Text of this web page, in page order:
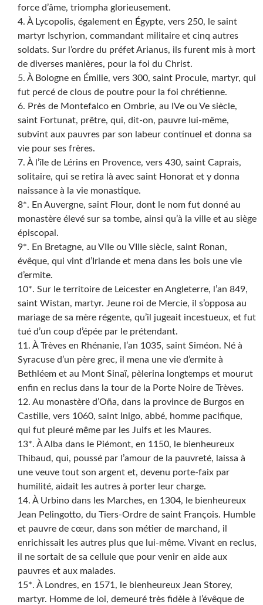
force d’âme, triompha glorieusement.
4. À Lycopolis, également en Égypte, vers 250, le saint
martyr Ischyrion, commandant militaire et cinq autres
soldats. Sur l’ordre du préfet Arianus, ils furent mis à mort
de diverses manières, pour la foi du Christ.
5. À Bologne en Émilie, vers 300, saint Procule, martyr, qui
fut percé de clous de poutre pour la foi chrétienne.
6. Près de Montefalco en Ombrie, au IVe ou Ve siècle,
saint Fortunat, prêtre, qui, dit-on, pauvre lui-même,
subvint aux pauvres par son labeur continuel et donna sa
vie pour ses frères.
7. À l’île de Lérins en Provence, vers 430, saint Caprais,
solitaire, qui se retira là avec saint Honorat et y donna
naissance à la vie monastique.
8*. En Auvergne, saint Flour, dont le nom fut donné au
monastère élevé sur sa tombe, ainsi qu’à la ville et au siège
épiscopal.
9*. En Bretagne, au VIIe ou VIIIe siècle, saint Ronan,
évêque, qui vint d’Irlande et mena dans les bois une vie
d’ermite.
10*. Sur le territoire de Leicester en Angleterre, l’an 849,
saint Wistan, martyr. Jeune roi de Mercie, il s’opposa au
mariage de sa mère régente, qu’il jugeait incestueux, et fut
tué d’un coup d’épée par le prétendant.
11. À Trèves en Rhénanie, l’an 1035, saint Siméon. Né à
Syracuse d’un père grec, il mena une vie d’ermite à
Bethléem et au Mont Sinaï, pèlerina longtemps et mourut
enfin en reclus dans la tour de la Porte Noire de Trèves.
12. Au monastère d’Oña, dans la province de Burgos en
Castille, vers 1060, saint Inigo, abbé, homme pacifique,
qui fut pleuré même par les Juifs et les Maures.
13*. À Alba dans le Piémont, en 1150, le bienheureux
Thibaud, qui, poussé par l’amour de la pauvreté, laissa à
une veuve tout son argent et, devenu porte-faix par
humilité, aidait les autres à porter leur charge.
14. À Urbino dans les Marches, en 1304, le bienheureux
Jean Pelingotto, du Tiers-Ordre de saint François. Humble
et pauvre de cœur, dans son métier de marchand, il
enrichissait les autres plus que lui-même. Vivant en reclus,
il ne sortait de sa cellule que pour venir en aide aux
pauvres et aux malades.
15*. À Londres, en 1571, le bienheureux Jean Storey,
martyr. Homme de loi, demeuré très fidèle à l’évêque de